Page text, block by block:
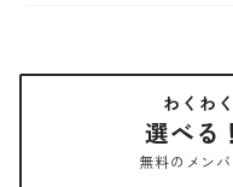
わくわ
選べる
無料のメン